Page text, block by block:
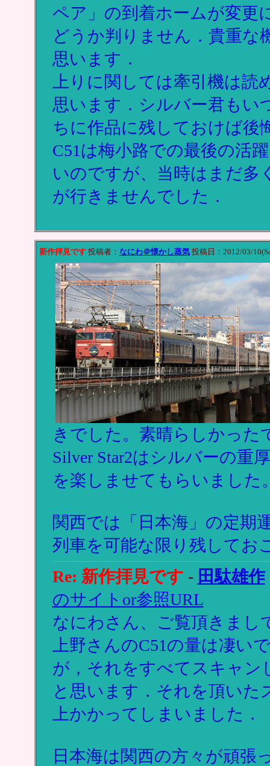
ペア」の到着ホームが変更
どうか判りません．貴重な
思います．
上りに関しては牽引機は
思います．シルバー君もい
ちに作品に残しておけば後
C51は梅小路での最後の活
いのですが、当時はまだ多
が行きませんでした．
新作拝見です投稿者： なにわ＠懐かし蒸気投稿日：2012/03/
きでした。素晴らしかった
Silver Star2はシルバーの重
を楽しませてもらいました
関西では「日本海」の定期
列車を可能な限り残してお
Re: 新作拝見です - 田駄雄作
のサイトor参照URL
なにわさん、ご覧頂きまし
上野さんのC51の量は凄い
が，それをすべてスキャン
と思います．それを頂いた
上かかってしまいました．
日本海は関西の方々が頑張